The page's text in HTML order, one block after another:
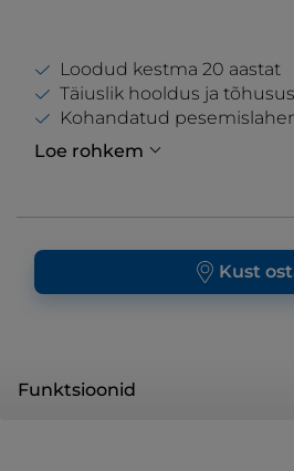
Loodud kestma 20 aastat
Täiuslik hooldus ja
Kohandatud
Loe rohkem
Kust
Funktsioonid